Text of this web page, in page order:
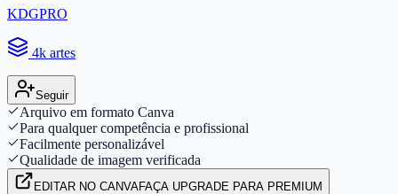
KDGPRO
4k artes
Seguir
Arquivo em formato Canva
Para qualquer competência e profissional
Facilmente personalizável
Qualidade de imagem verificada
EDITAR NO CANVAFAÇA UPGRADE PARA PREMIUM